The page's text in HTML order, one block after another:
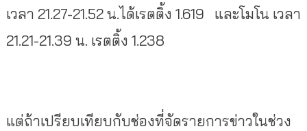
เวลา 21.27-21.52 น.ได้เรตติ้ง 1.619 และโมโน เวลา
21.21-21.39 น. เรตติ้ง 1.238
แต่ถ้าเปรียบเทียบกับช่องที่จัดรายการข่าวในช่วง